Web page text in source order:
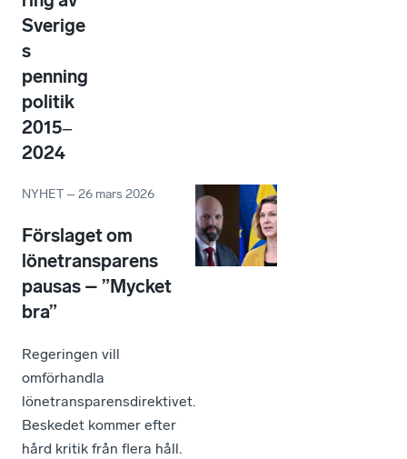
Sverige
s
penning
politik
2015‒
2024
NYHET –26 mars 2026
Förslaget om
lönetransparens
pausas – ”Mycket
bra”
Regeringen vill
omförhandla
lönetransparensdirektivet.
Beskedet kommer efter
hård kritik från flera håll.